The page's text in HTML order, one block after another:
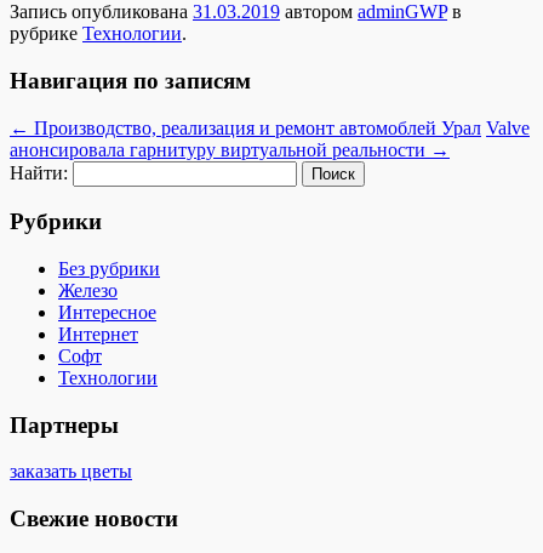
Запись опубликована 31.03.2019 автором adminGWPв
рубрике Технологии.
Навигация по записям
← Производство, реализация и ремонт автомоблей Урал Valve
анонсировала гарнитуру виртуальной реальности →
Найти:
Рубрики
Без рубрики
Железо
Интересное
Интернет
Софт
Технологии
Партнеры
заказать цветы
Свежие новости